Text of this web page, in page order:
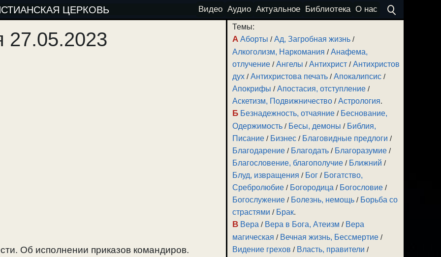
ЦЕРКОВЬ Видео Аудио Актуальное Библиотека О нас
27.05.2023
Об исполнении приказов командиров.
Темы:
А Аборты /Ад, Загробная жизнь /
Алкоголизм, Наркомания /Анафема,
отлучение /Ангелы /Антихрист /Антихристов
дух /Антихристова печать /Апокалипсис /
Апокрифы /Апостасия, отступление /
Аскетизм, Подвижничество /Астрология.
Б Безнадежность, отчаяние / Беснование,
Одержимость / Бесы, демоны / Библия,
Писание / Бизнес / Благовидные предлоги /
Благодарение / Благодать / Благоразумие /
Благословение, благополучие / Ближний /
Блуд, извращения / Бог / Богатство,
Сребролюбие / Богородица / Богословие /
Богослужение / Болезнь, немощь / Борьба со
страстями / Брак.
В Вера / Вера в Бога, Атеизм / Вера
магическая / Вечная жизнь, Бессмертие /
Видение грехов / Власть, правители /